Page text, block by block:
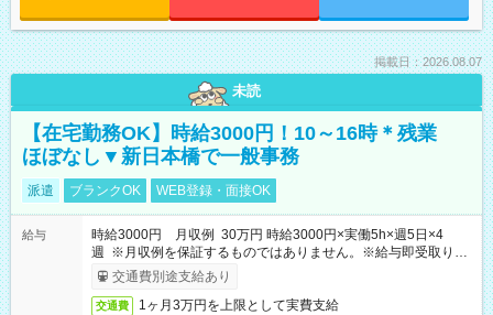
掲載日：2026.08.07
未読
【在宅勤務OK】時給3000円！10～16時＊残業
ほぼなし▼新日本橋で一般事務
派遣 ブランクOK WEB登録・面接OK
給与
時給3000円 月収例 30万円 時給3000円×実働5h×週5日×4
週 ※月収例を保証するものではありません。※給与即受取りサ
ービス利用可（利用条件有）
交通費別途支給あり
交通費 1ヶ月3万円を上限として実費支給